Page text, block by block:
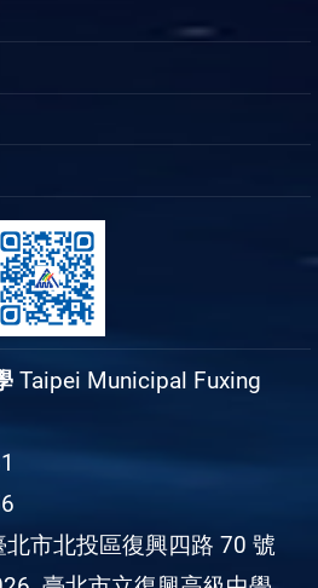
Taipei Municipal Fuxing
市北投區復興四路 70 號